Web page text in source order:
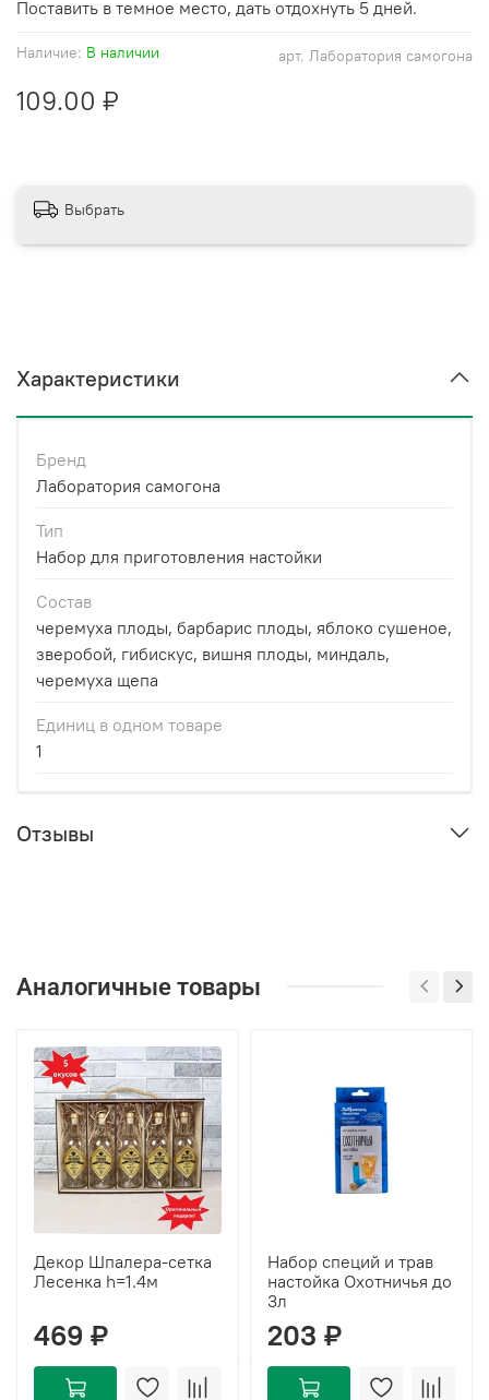
арт. Лаборатория самогона
Наличие: В наличии
109.00 ₽
Поставить в темное место, дать отдохнуть 5 дней.
Выбрать
Характеристики
Бренд
Лаборатория самогона
Тип
Набор для приготовления настойки
Состав
черемуха плоды, барбарис плоды, яблоко сушеное,
зверобой, гибискус, вишня плоды, миндаль,
черемуха щепа
Единиц в одном товаре
1
Отзывы
Аналогичные товары
Декор Шпалера-сетка
Лесенка h=1.4м
469 ₽
Набор специй и трав
настойка Охотничья до
3л
203 ₽